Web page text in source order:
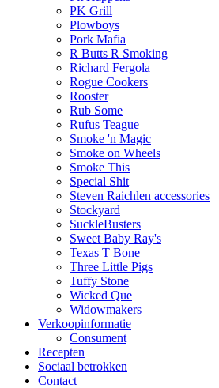
PK Grill
Plowboys
Pork Mafia
R Butts R Smoking
Richard Fergola
Rogue Cookers
Rooster
Rub Some
Rufus Teague
Smoke 'n Magic
Smoke on Wheels
Smoke This
Special Shit
Steven Raichlen accessories
Stockyard
SuckleBusters
Sweet Baby Ray's
Texas T Bone
Three Little Pigs
Tuffy Stone
Wicked Que
Widowmakers
Verkoopinformatie
Consument
Recepten
Sociaal betrokken
Contact